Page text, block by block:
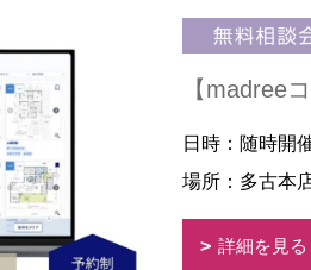
【madree
日時：随時開
場所：多古本
詳細を見る